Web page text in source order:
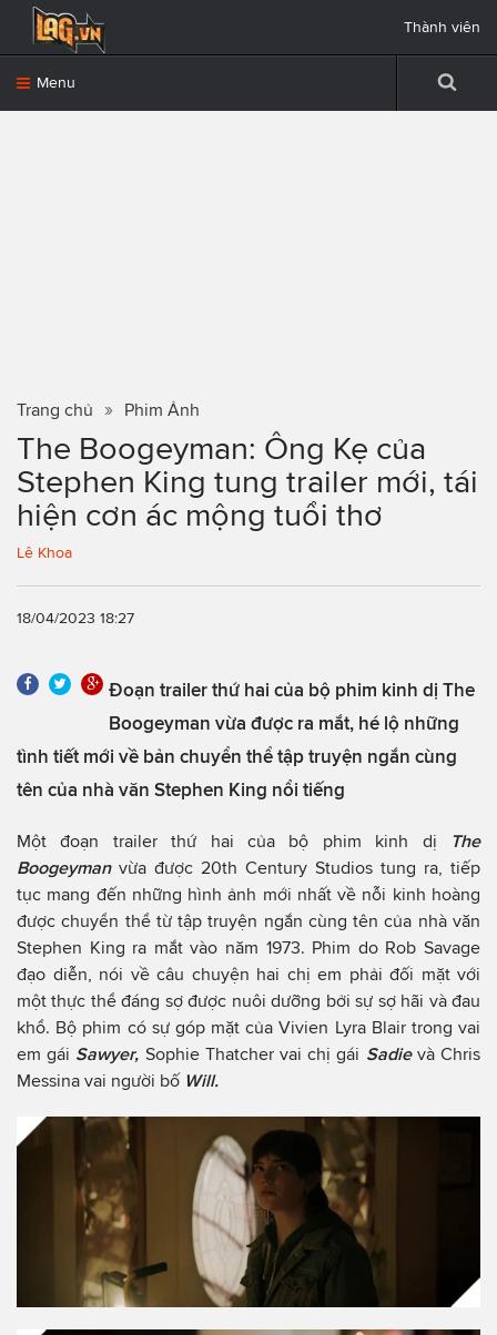
Menu
Thành viên
Trang chủ Phim Ảnh
The Boogeyman: Ông Kẹ của
Stephen King tung trailer mới, tái
hiện cơn ác mộng tuổi thơ
Lê Khoa
18/04/2023 18:27
Đoạn trailer thứ hai của bộ phim kinh dị The
Boogeyman vừa được ra mắt, hé lộ những
tình tiết mới về bản chuyển thể tập truyện ngắn cùng
tên của nhà văn Stephen King nổi tiếng
Một đoạn trailer thứ hai của bộ phim kinh dị
The
Boogeymanvừa được 20th Century Studios tung ra, tiếp
tục mang đến những hình ảnh mới nhất về nỗi kinh hoàng
được chuyển thể từ tập truyện ngắn cùng tên của nhà văn
Stephen King ra mắt vào năm 1973. Phim do Rob Savage
đạo diễn, nói về câu chuyện hai chị em phải đối mặt với
một thực thể đáng sợ được nuôi dưỡng bởi sự sợ hãi và đau
khổ. Bộ phim có sự góp mặt của Vivien Lyra Blair trong vai
em gái Sawyer, Sophie Thatcher vai chị gái Sadie và Chris
Messina vai người bố Will.